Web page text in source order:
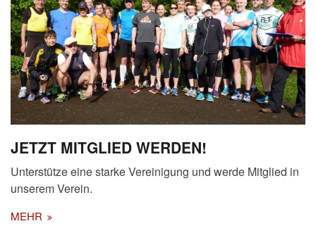
JETZT MITGLIED WERDEN!
Unterstütze eine starke Vereinigung und werde Mitglied in
unserem Verein.
MEHR